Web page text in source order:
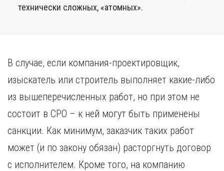
технически сложных, «атомных».
В случае, если компания-проектировщик,
изыскатель или строитель выполняет какие-либо
из вышеперечисленных работ, но при этом не
состоит в СРО – к ней могут быть применены
санкции. Как минимум, заказчик таких работ
может (и по закону обязан) расторгнуть договор
с исполнителем. Кроме того, на компанию